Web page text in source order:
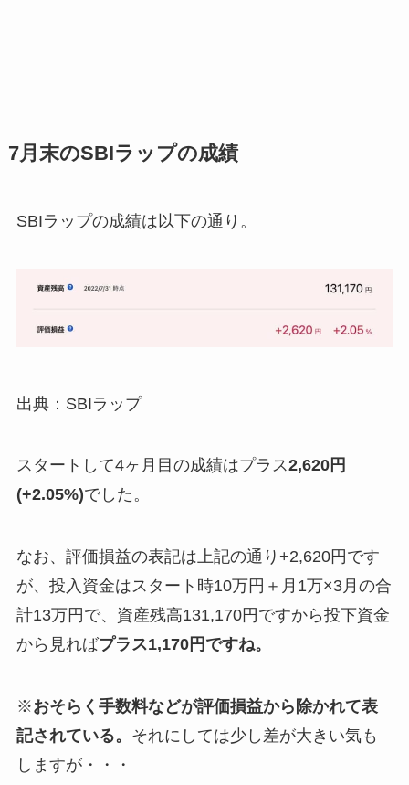
7月末のSBIラップの成績
SBIラップの成績は以下の通り。
出典：SBIラップ
スタートして4ヶ月目の成績はプラス2,620円
(+2.05%)でした。
なお、評価損益の表記は上記の通り+2,620円です
が、投入資金はスタート時10万円＋月1万×3月の合
計13万円で、資産残高131,170円ですから投下資金
から見ればプラス1,170円ですね。
※おそらく手数料などが評価損益から除かれて表
記されている。 それにしては少し差が大きい気も
しますが・・・